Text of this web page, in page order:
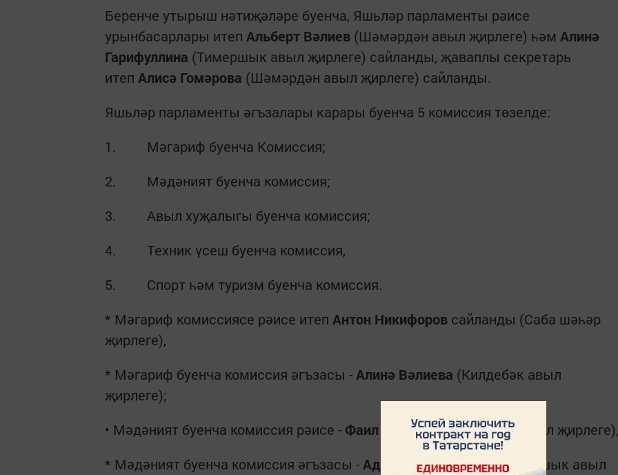
Беренче утырыш нәтиҗәләре буенча, Яшьләр парламенты рәисе
урынбасарлары итеп Альберт Вәлиев (Шәмәрдән авыл җирлеге) һәм Алинә
Гарифуллина (Тимершык авыл җирлеге) сайланды, җаваплы секретарь
итеп Алисә Гомәрова (Шәмәрдән авыл җирлеге) сайланды.
Яшьләр парламенты әгъзалары карары буенча 5 комиссия төзелде:
1. Мәгариф буенча Комиссия;
2. Мәдәният буенча комиссия;
3. Авыл хуҗалыгы буенча комиссия;
4. Техник үсеш буенча комиссия,
5. Спорт һәм туризм буенча комиссия.
* Мәгариф комиссиясе рәисе итеп Антон Никифоров сайланды (Саба шәһәр
җирлеге),
* Мәгариф буенча комиссия әгъзасы - Алинә Вәлиева (Килдебәк авыл
җирлеге);
• Мәдәният буенча комиссия рәисе - Фаил Шәфигуллин(Сатыш авыл җирлеге),
* Мәдәният буенча комиссия әгъзасы - Адилә Хәбибуллина(Тимершык авыл